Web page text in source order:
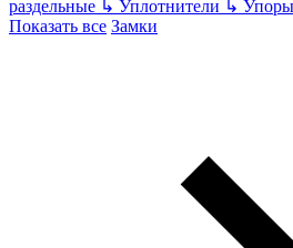
раздельные ↳ Уплотнители ↳ Упоры
Показать все Замки